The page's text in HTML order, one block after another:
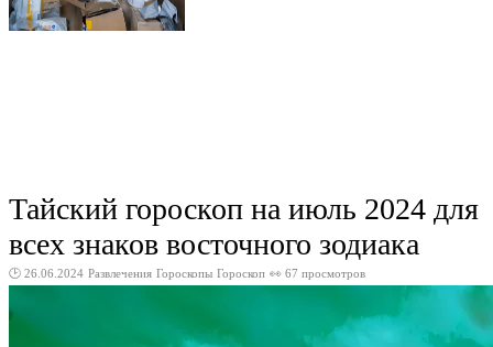
Тайский гороскоп на июль 2024 для
всех знаков восточного зодиака
🕑 26.06.2024 Развлечения Гороскопы Гороскоп 👀 67 просмотров